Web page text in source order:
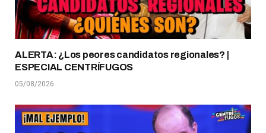
ALERTA: ¿Los peores candidatos regionales? |
ESPECIAL CENTRÍFUGOS
05/08/2026